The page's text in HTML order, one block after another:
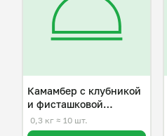
Камамбер с клубникой
и фисташковой
крошкой
0,3 кг ≈ 10 шт.